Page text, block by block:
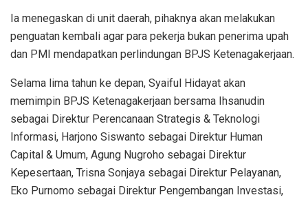
Ia menegaskan di unit daerah, pihaknya akan melakukan
penguatan kembali agar para pekerja bukan penerima upah
dan PMI mendapatkan perlindungan BPJS Ketenagakerjaan.
Selama lima tahun ke depan, Syaiful Hidayat akan
memimpin BPJS Ketenagakerjaan bersama Ihsanudin
sebagai Direktur Perencanaan Strategis & Teknologi
Informasi, Harjono Siswanto sebagai Direktur Human
Capital & Umum, Agung Nugroho sebagai Direktur
Kepesertaan, Trisna Sonjaya sebagai Direktur Pelayanan,
Eko Purnomo sebagai Direktur Pengembangan Investasi,